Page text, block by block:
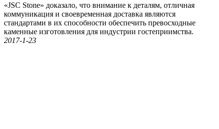
«JSC Stone» доказало, что внимание к деталям, отличная
коммуникация и своевременная доставка являются
стандартами в их способности обеспечить превосходные
каменные изготовления для индустрии гостеприимства.
2017-1-23